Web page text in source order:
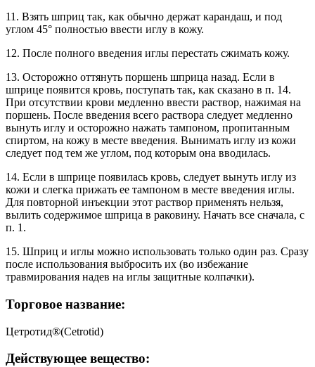
11. Взять шприц так, как обычно держат карандаш, и под
углом 45° полностью ввести иглу в кожу.
12. После полного введения иглы перестать сжимать кожу.
13. Осторожно оттянуть поршень шприца назад. Если в
шприце появится кровь, поступать так, как сказано в п. 14.
При отсутствии крови медленно ввести раствор, нажимая на
поршень. После введения всего раствора следует медленно
вынуть иглу и осторожно нажать тампоном, пропитанным
спиртом, на кожу в месте введения. Вынимать иглу из кожи
следует под тем же углом, под которым она вводилась.
14. Если в шприце появилась кровь, следует вынуть иглу из
кожи и слегка прижать ее тампоном в месте введения иглы.
Для повторной инъекции этот раствор применять нельзя,
вылить содержимое шприца в раковину. Начать все сначала, с
п. 1.
15. Шприц и иглы можно использовать только один раз. Сразу
после использования выбросить их (во избежание
травмирования надев на иглы защитные колпачки).
Торговое название:
Цетротид®(Cetrotid)
Действующее вещество: